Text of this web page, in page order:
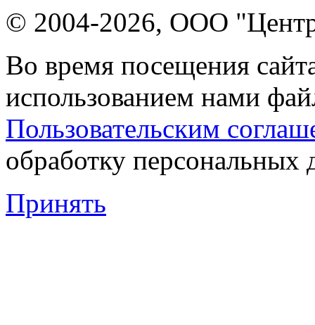
© 2004-2026, ООО "Центр
Во время посещения
использованием нами
Пользовательским
обработку персональных
Принять